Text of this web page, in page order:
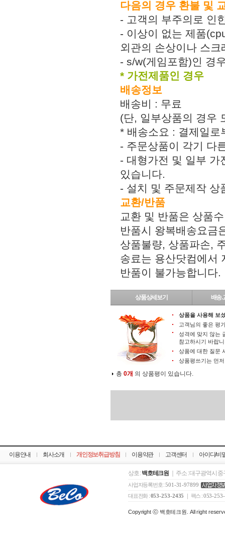
다음의 경우 환불 및
- 고객의 부주의로 인
- 이상이 없는 제품
외관의 손상이나 스
- s/w(게임포함)인 경
* 가전제품인 경우
배송정보
배송비 : 무료
(단, 일부상품의 경우
* 배송소요 : 결제일로
- 주문상품이 각기 다
- 대형가전 및 일부 가
있습니다.
- 설치 및 주문제작 상
교환/반품
교환 및 반품은 상품
반품시 왕복배송요금
상품불량, 상품파손,
송료는 용산닷컴에서
반품이 불가능합니다.
상품상세보기 배송.
상품을 사용해 보
고객님의 좋은 평
성격에 맞지 않는
참고하시기 바랍
상품에 대한 질문
상품평쓰기는 먼
총 0개 의 상품평이 있습니다.
이용안내 회사소개 개인정보취급방침 이용약관 고객센터 아이디/비
상호 : 백호테크원 ｜ 주소 : 대구광역시
사업자등록번호 :501-31-97899
대표전화 :053-253-2435 ｜ 팩스 :053-
Copyright ⓒ 백호테크원. All right